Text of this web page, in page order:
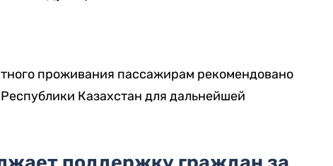
проживания пассажирам рекомендовано
Казахстан для дальнейшей